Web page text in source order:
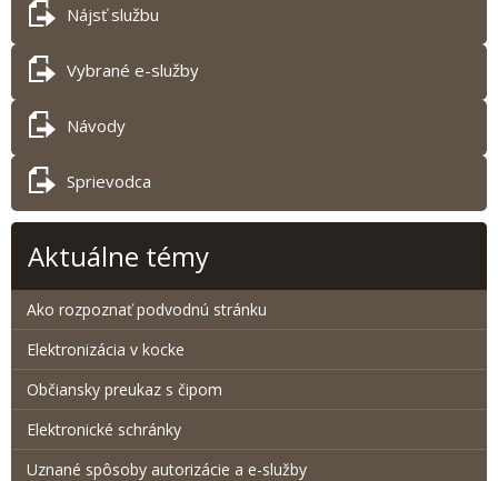
Nájsť službu
Vybrané e-služby
Návody
Sprievodca
Aktuálne témy
Ako rozpoznať podvodnú stránku
Elektronizácia v kocke
Občiansky preukaz s čipom
Elektronické schránky
Uznané spôsoby autorizácie a e-služby